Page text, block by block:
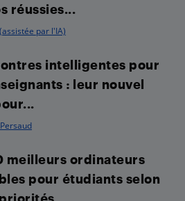
réussies...
par l'IA)
intelligentes pour
: leur nouvel
meilleurs ordinateurs
pour étudiants selon